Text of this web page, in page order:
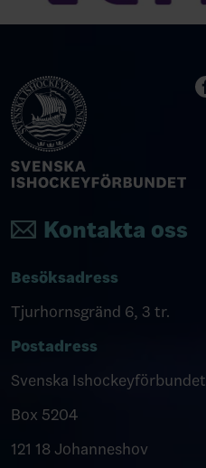
Kontakta oss
Besöksadress
Tjurhornsgränd 6, 3 tr.
Postadress
Svenska Ishockeyförbundet
Box 5204
121 18 Johanneshov